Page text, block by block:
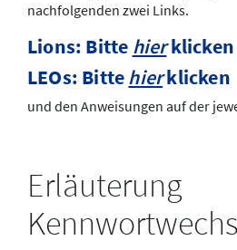
nachfolgenden zwei Links.
Lions: Bitte hierklicken
LEOs: Bittehierklicken
und den Anweisungen auf der
Erläuterung